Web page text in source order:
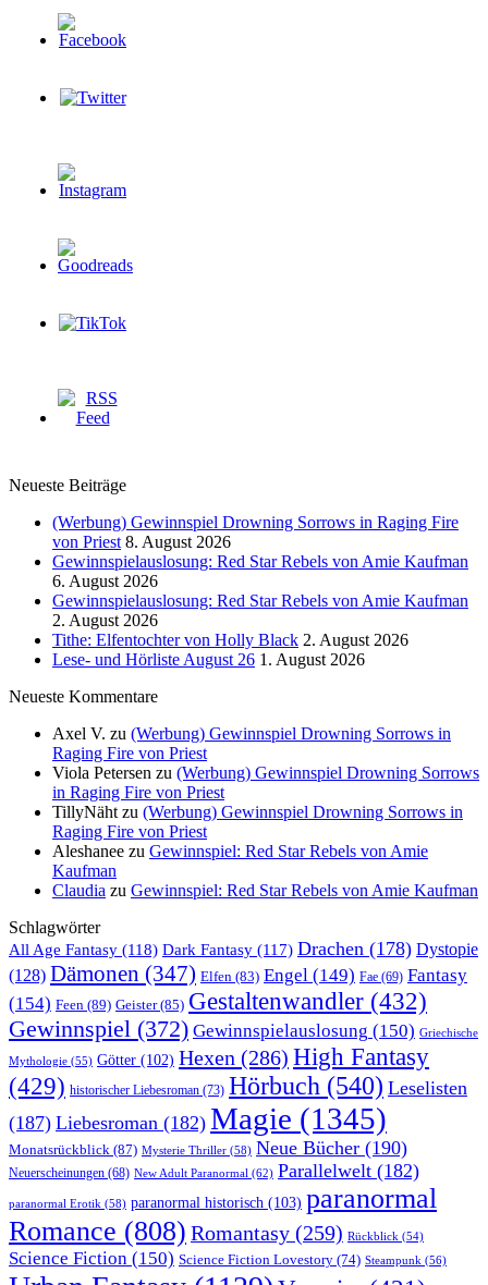
Neueste Beiträge
(Werbung) Gewinnspiel Drowning Sorrows in Raging Fire
von Priest 8. August 2026
Gewinnspielauslosung: Red Star Rebels von Amie Kaufman
6. August 2026
Gewinnspielauslosung: Red Star Rebels von Amie Kaufman
2. August 2026
Tithe: Elfentochter von Holly Black 2. August 2026
Lese- und Hörliste August 26 1. August 2026
Neueste Kommentare
Axel V. zu (Werbung) Gewinnspiel Drowning Sorrows in
Raging Fire von Priest
Viola Petersen zu (Werbung) Gewinnspiel Drowning Sorrows
in Raging Fire von Priest
TillyNähtzu (Werbung) Gewinnspiel Drowning Sorrows in
Raging Fire von Priest
Aleshanee zu Gewinnspiel: Red Star Rebels von Amie
Kaufman
Claudia zu Gewinnspiel: Red Star Rebels von Amie Kaufman
Schlagwörter
All Age Fantasy (118) Dark Fantasy (117) Drachen (178) Dystopie
(128) Dämonen (347) Elfen (83) Engel (149) Fae (69) Fantasy
(154) Feen (89) Geister(85) Gestaltenwandler (432)
Gewinnspiel (372) Gewinnspielauslosung (150) Griechische
Mythologie (55) Götter (102) Hexen (286) High Fantasy
(429) historischer Liebesroman (73) Hörbuch (540) Leselisten
(187) Liebesroman (182) Magie (1345)
Monatsrückblick (87) Mysterie Thriller (58) Neue Bücher (190)
Neuerscheinungen (68) New Adult Paranormal (62) Parallelwelt (182)
paranormal Erotik (58) paranormal historisch (103) paranormal
Romance (808) Romantasy (259) Rückblick (54)
Science Fiction (150) Science Fiction Lovestory (74) Steampunk (56)